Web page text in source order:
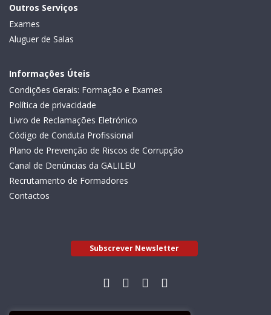
Outros Serviços
Exames
Aluguer de Salas
Informações Úteis
Condições Gerais: Formação e Exames
Política de privacidade
Livro de Reclamações Eletrónico
Código de Conduta Profissional
Plano de Prevenção de Riscos de Corrupção
Canal de Denúncias da GALILEU
Recrutamento de Formadores
Contactos
Subscrever Newsletter